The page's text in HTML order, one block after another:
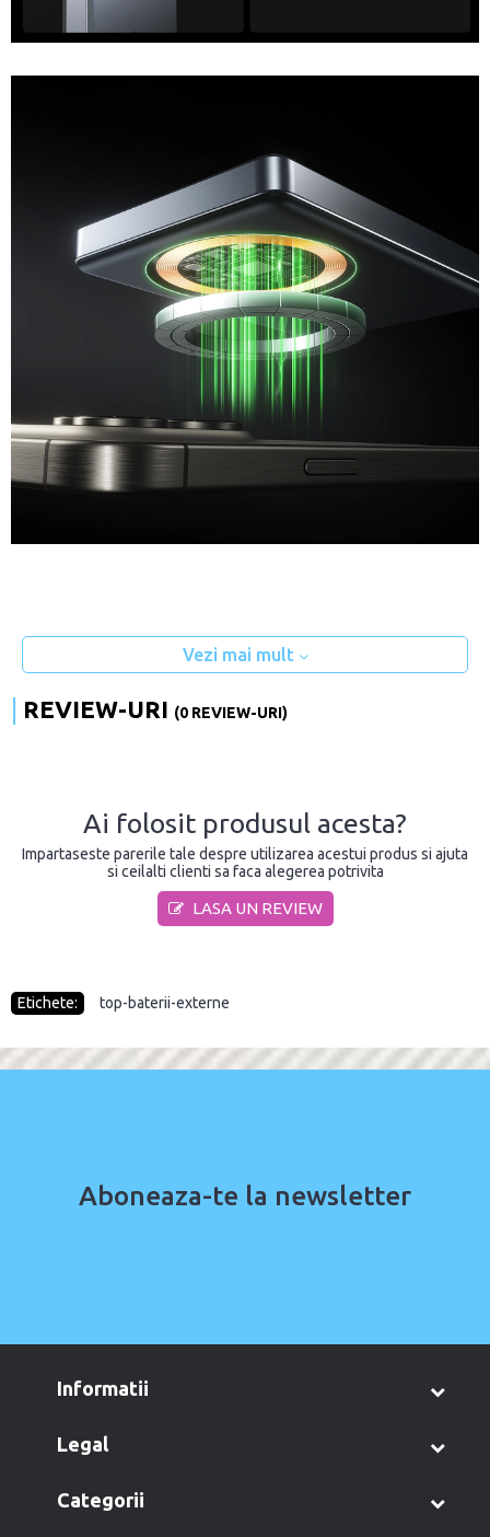
Vezi mai mult
REVIEW-URI (0 REVIEW-URI)
Ai folosit produsul acesta?
Impartaseste parerile tale despre utilizarea acestui produs si ajuta
si ceilalti clienti sa faca alegerea potrivita
LASA UN REVIEW
Etichete: top-baterii-externe
Aboneaza-te la newsletter
informatii
legal
categorii